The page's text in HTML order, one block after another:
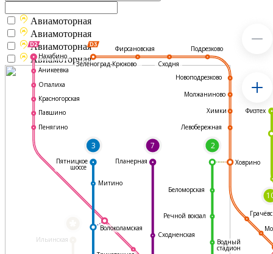
Ильинская
3 7 2
Фирсановская
Сходня
Подрезково
Новоподрезково
Молжаниново
Химки
Левобережная
Ховрино
Водный
стадион
Сходненская
Волоколамская
Митино
Нахабино
Аникеевка
Опалиха
Красногорская
Павшино
Пенягино
Пятницкое
шоссе
Планерная
Физтех
Речной вокзал
Беломорская
Зеленоград-Крюково
Авиамоторная
Авиамоторная
Авиамоторная
Авиамоторная